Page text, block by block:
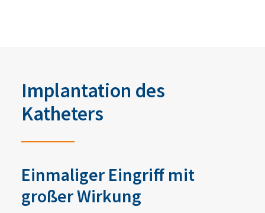
Implantation des
Katheters
Einmaliger Eingriff mit
großer Wirkung